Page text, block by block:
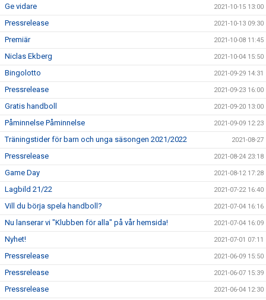
Ge vidare 2021-10-15 13:00
Pressrelease 2021-10-13 09:30
Premiär 2021-10-08 11:45
Niclas Ekberg 2021-10-04 15:50
Bingolotto 2021-09-29 14:31
Pressrelease 2021-09-23 16:00
Gratis handboll 2021-09-20 13:00
Påminnelse Påminnelse 2021-09-09 12:23
Träningstider för barn och unga säsongen 2021/2022 2021-08-27
Pressrelease 2021-08-24 23:18
Game Day 2021-08-12 17:28
Lagbild 21/22 2021-07-22 16:40
Vill du börja spela handboll? 2021-07-04 16:16
Nu lanserar vi "Klubben för alla" på vår hemsida! 2021-07-04 16:09
Nyhet! 2021-07-01 07:11
Pressrelease 2021-06-09 15:50
Pressrelease 2021-06-07 15:39
Pressrelease 2021-06-04 12:30